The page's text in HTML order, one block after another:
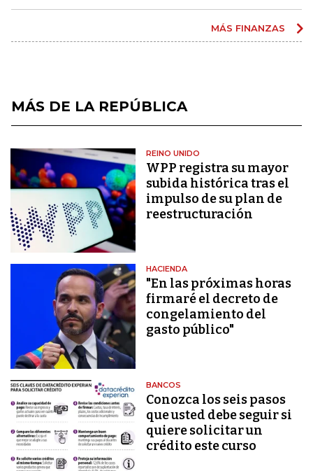
MÁS FINANZAS
MÁS DE LA REPÚBLICA
REINO UNIDO
WPP registra su mayor
subida histórica tras el
impulso de su plan de
reestructuración
HACIENDA
"En las próximas horas
firmaré el decreto de
congelamiento del
gasto público"
BANCOS
Conozca los seis pasos
que usted debe seguir si
quiere solicitar un
crédito este curso